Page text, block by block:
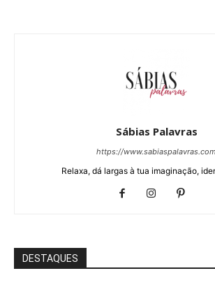
Sábias Palavras
https://www.sabiaspalavras.com
Relaxa, dá largas à tua imaginação,
DESTAQUES